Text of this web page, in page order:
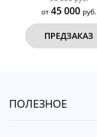
от45 000 руб.
ПРЕДЗАКАЗ
ПОЛЕЗНОЕ